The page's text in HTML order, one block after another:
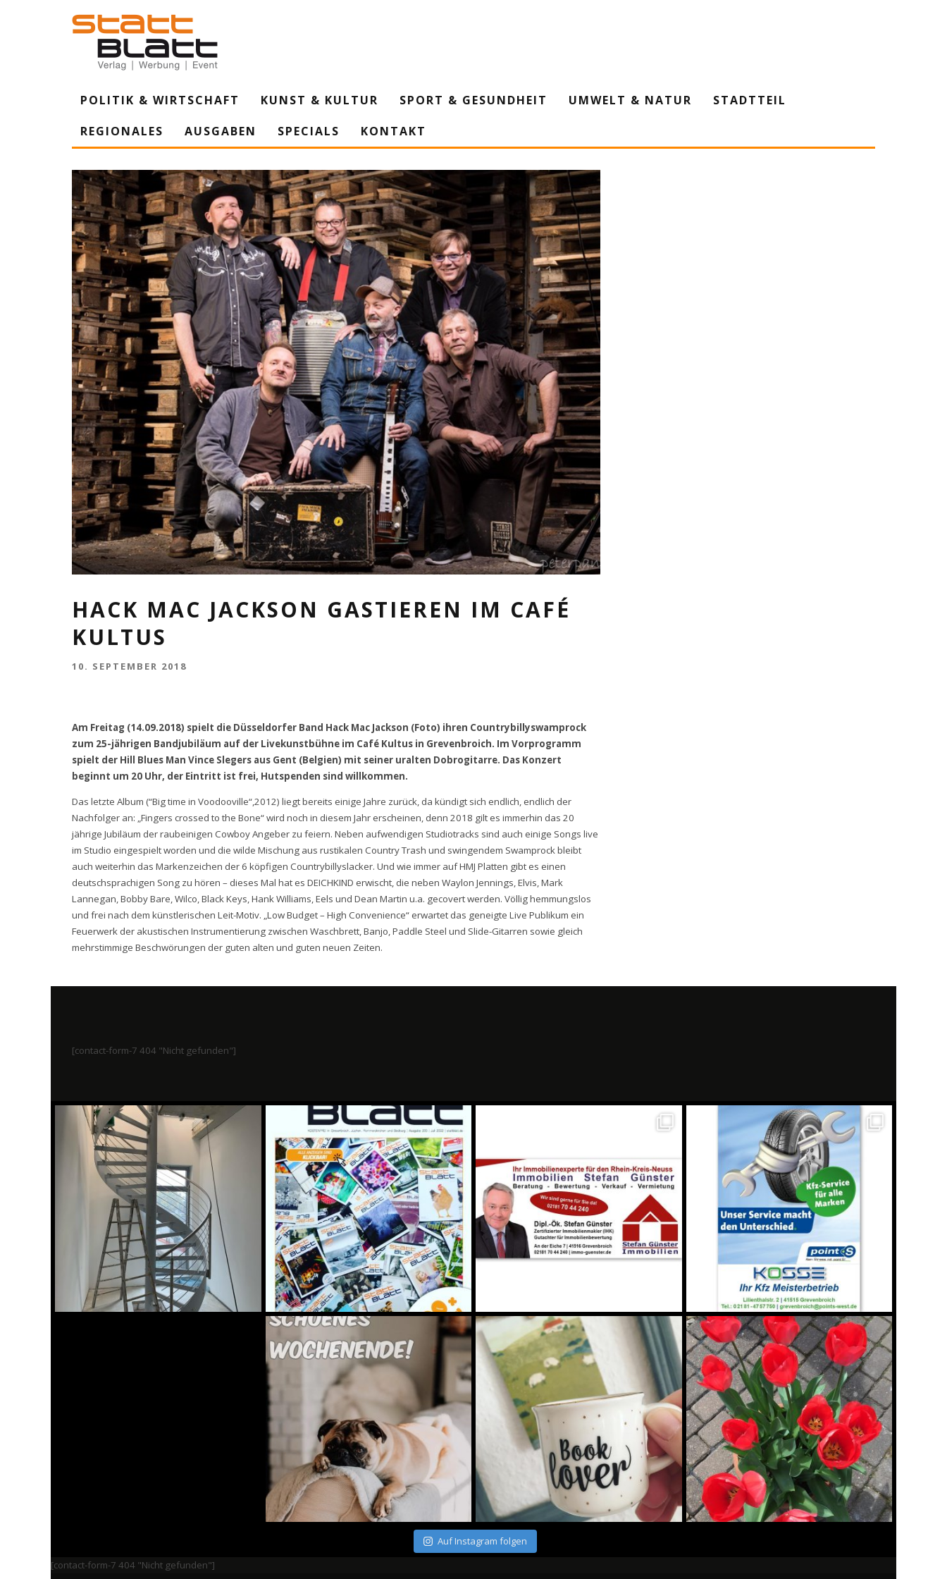
POLITIK & WIRTSCHAFT KUNST & KULTUR SPORT & GESUNDHEIT UMWELT & NATUR
STADTTEIL
REGIONALES
AUSGABEN SPECIALS KONTAKT
HACK MAC JACKSON GASTIEREN IM CAFÉ
KULTUS
10. SEPTEMBER 2018
Am Freitag (14.09.2018) spielt die Düsseldorfer Band Hack Mac Jackson (Foto) ihren Countrybillyswamprock
zum 25-jährigen Bandjubiläum auf der Livekunstbühne im Café Kultus in Grevenbroich. Im Vorprogramm
spielt der Hill Blues Man Vince Slegers aus Gent (Belgien) mit seiner uralten Dobrogitarre. Das Konzert
beginnt um 20 Uhr, der Eintritt ist frei, Hutspenden sind willkommen.
Das letzte Album (“Big time in Voodooville“,2012) liegt bereits einige Jahre zurück, da kündigt sich endlich, endlich der
Nachfolger an: „Fingers crossed to the Bone“ wird noch in diesem Jahr erscheinen, denn 2018 gilt es immerhin das 20
jährige Jubiläum der raubeinigen Cowboy Angeber zu feiern. Neben aufwendigen Studiotracks sind auch einige Songs live
im Studio eingespielt worden und die wilde Mischung aus rustikalen Country Trash und swingendem Swamprock bleibt
auch weiterhin das Markenzeichen der 6 köpfigen Countrybillyslacker. Und wie immer auf HMJ Platten gibt es einen
deutschsprachigen Song zu hören – dieses Mal hat es DEICHKIND erwischt, die neben Waylon Jennings, Elvis, Mark
Lannegan, Bobby Bare, Wilco, Black Keys, Hank Williams, Eels und Dean Martin u.a. gecovert werden. Völlig hemmungslos
und frei nach dem künstlerischen Leit-Motiv. „Low Budget – High Convenience“ erwartet das geneigte Live Publikum ein
Feuerwerk der akustischen Instrumentierung zwischen Waschbrett, Banjo, Paddle Steel und Slide-Gitarren sowie gleich
mehrstimmige Beschwörungen der guten alten und guten neuen Zeiten.
[contact-form-7 404 "Nicht gefunden"]
Auf Instagram folgen
[contact-form-7 404 "Nicht gefunden"]